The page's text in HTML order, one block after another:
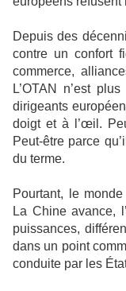
Depuis des
contre un confort
commerce,
L’OTAN n’est
dirigeants
doigt et à l’œil.
Peut-être parce
du terme.
Pourtant, le
La Chine avance,
puissances,
dans un point
conduite par les